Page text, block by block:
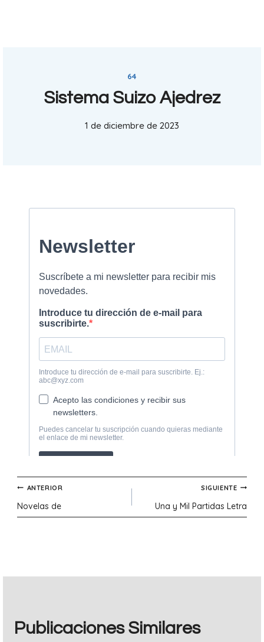
64
Sistema Suizo Ajedrez
1 de diciembre de 2023
Navegación
de
ANTERIOR
Novelas de
SIGUIENTE
Una y Mil Partidas Letra
Publicaciones Similares